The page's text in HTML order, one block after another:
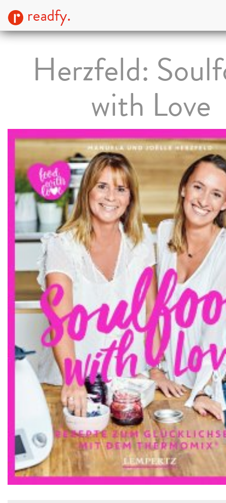
readfy.
Herzfeld:
with Love